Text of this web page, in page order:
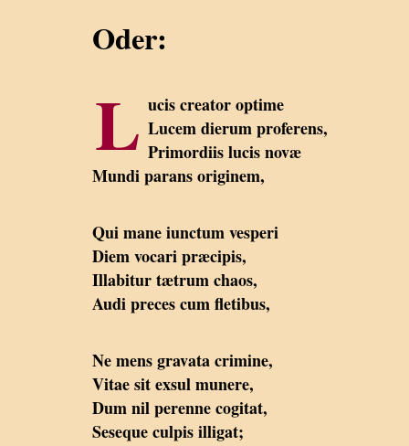
Oder:
L ucis creator optime
Lucem dierum proferens,
Primordiis lucis novæ
Mundi parans originem,
Qui mane iunctum vesperi
Diem vocari præcipis,
Illabitur tætrum chaos,
Audi preces cum fletibus,
Ne mens gravata crimine,
Vitae sit exsul munere,
Dum nil perenne cogitat,
Seseque culpis illigat;